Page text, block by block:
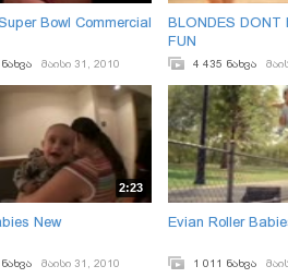
Bowl Commercial
მაისი 31, 2010
BLONDES DONT
FUN
4 435 ნახვა
2:23
New
მაისი 31, 2010
Evian Roller
1 011 ნახვა